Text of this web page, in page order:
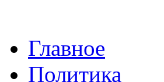
Главное
Политика